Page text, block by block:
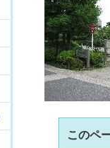
このペ